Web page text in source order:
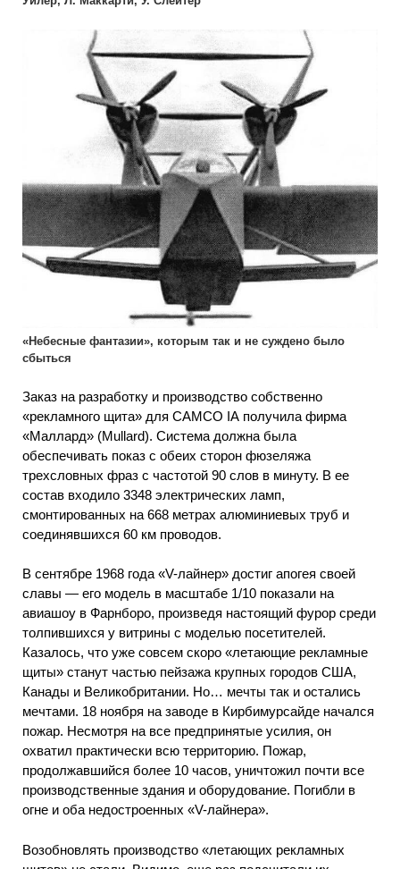
«Небесные фантазии», которым так и не суждено было
сбыться
Заказ на разработку и производство собственно
«рекламного щита» для САМСО ІА получила фирма
«Маллард» (Мullard). Система должна была
обеспечивать показ с обеих сторон фюзеляжа
трехсловных фраз с частотой 90 слов в минуту. В ее
состав входило 3348 электрических ламп,
смонтированных на 668 метрах алюминиевых труб и
соединявшихся 60 км проводов.
В сентябре 1968 года «V-лайнер» достиг апогея своей
славы — его модель в масштабе 1/10 показали на
авиашоу в Фарнборо, произведя настоящий фурор среди
толпившихся у витрины с моделью посетителей.
Казалось, что уже совсем скоро «летающие рекламные
щиты» станут частью пейзажа крупных городов США,
Канады и Великобритании. Но… мечты так и остались
мечтами. 18 ноября на заводе в Кирбимурсайде начался
пожар. Несмотря на все предпринятые усилия, он
охватил практически всю территорию. Пожар,
продолжавшийся более 10 часов, уничтожил почти все
производственные здания и оборудование. Погибли в
огне и оба недостроенных «V-лайнера».
Возобновлять производство «летающих рекламных